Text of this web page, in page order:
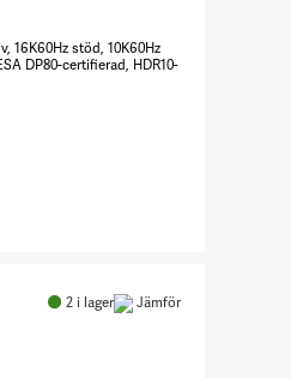
16K60Hz stöd, 10K60Hz
DP80-certifierad, HDR10-
kabel
2 i lager Jämför